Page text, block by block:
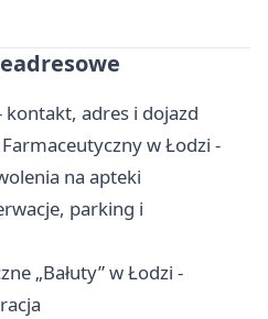
kontakt, adres i dojazd
w Łodzi -
na apteki
parking i
„Bałuty” w Łodzi -